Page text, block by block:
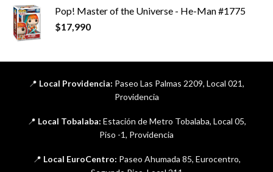
Pop! Master of the Universe - He-Man #1775
$17,990
📍 Local Providencia: Paseo Las Palmas 2209, Local 021,
Providencia
📍 Local Tobalaba: Estación de Metro Tobalaba, Local 05,
Piso -1, Providencia
📍 Local EuroCentro: Paseo Ahumada 85, Eurocentro,